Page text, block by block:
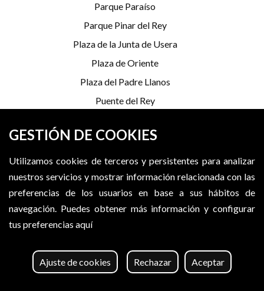
GESTIÓN DE COOKIES
Utilizamos cookies de terceros y persistentes para analizar
nuestros servicios y mostrar información relacionada con las
preferencias de los usuarios en base a sus hábitos de
navegación. Puedes obtener más información y configurar
tus preferencias aquí
Ajuste de cookies Rechazar Aceptar
Parque Paraíso
Parque Pinar del Rey
Plaza de la Junta de Usera
Plaza de Oriente
Plaza del Padre Llanos
Puente del Rey
*Programación sujeta a cambios
X (Twitter)
Instagram
Facebook
Aviso legalAccesibilidad webPolítica de cookies